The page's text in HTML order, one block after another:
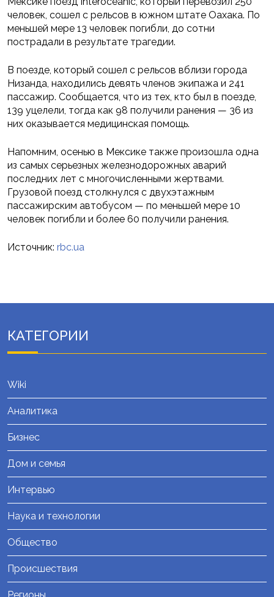
человек, сошел с рельсов в южном штате Оахака. По
меньшей мере 13 человек погибли, до сотни
пострадали в результате трагедии.
В поезде, который сошел с рельсов вблизи города
Низанда, находились девять членов экипажа и 241
пассажир. Сообщается, что из тех, кто был в поезде,
139 уцелели, тогда как 98 получили ранения — 36 из
них оказывается медицинская помощь.
Напомним, осенью в Мексике также произошла одна
из самых серьезных железнодорожных аварий
последних лет с многочисленными жертвами.
Грузовой поезд столкнулся с двухэтажным
пассажирским автобусом — по меньшей мере 10
человек погибли и более 60 получили ранения.
Источник: rbc.ua
КАТЕГОРИИ
Wiki
Аналитика
Бизнес
Дом и семья
Интервью
Наука и технологии
Общество
Происшествия